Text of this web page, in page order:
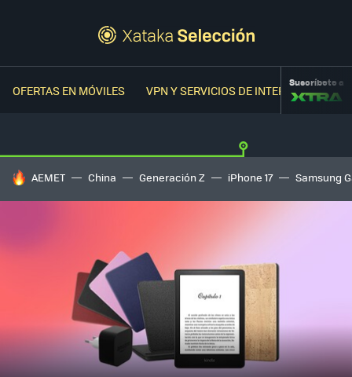
OFERTAS EN MÓVILES VPN Y SERVICIOS DE INTERNETSuscríbete a
HOY SE HABLA DE
AEMET China Generación Z iPhone 17 Samsung